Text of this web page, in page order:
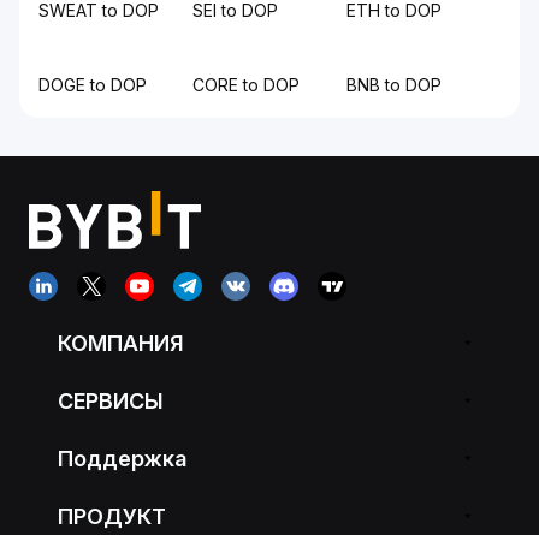
SWEAT to DOP SEI to DOP ETH to DOP
DOGE to DOP CORE to DOP BNB to DOP
КОМПАНИЯ
СЕРВИСЫ
Поддержка
ПРОДУКТ